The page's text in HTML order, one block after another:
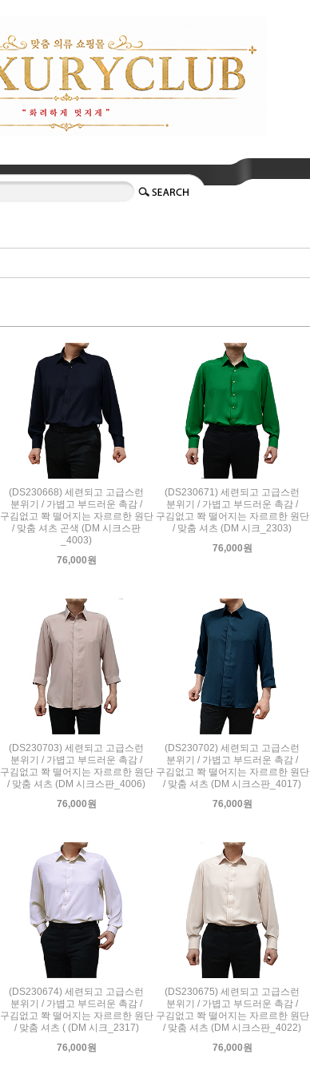
(DS230668) 세련되고 고급스런
분위기 / 가볍고 부드러운 촉감 /
구김없고 쫙 떨어지는 자르르한 원단
/ 맞춤 셔츠 곤색 (DM 시크스판
_4003)
76,000원
(DS230671) 세련되고 고급스런
분위기 / 가볍고 부드러운 촉감 /
구김없고 쫙 떨어지는 자르르한 원단
/ 맞춤 셔츠 (DM 시크_2303)
76,000원
(DS230703) 세련되고 고급스런
분위기 / 가볍고 부드러운 촉감 /
구김없고 쫙 떨어지는 자르르한 원단
/ 맞춤 셔츠 (DM 시크스판_4006)
76,000원
(DS230702) 세련되고 고급스런
분위기 / 가볍고 부드러운 촉감 /
구김없고 쫙 떨어지는 자르르한 원단
/ 맞춤 셔츠 (DM 시크스판_4017)
76,000원
(DS230674) 세련되고 고급스런
분위기 / 가볍고 부드러운 촉감 /
구김없고 쫙 떨어지는 자르르한 원단
/ 맞춤 셔츠 ( (DM 시크_2317)
76,000원
(DS230675) 세련되고 고급스런
분위기 / 가볍고 부드러운 촉감 /
구김없고 쫙 떨어지는 자르르한 원단
/ 맞춤 셔츠 (DM 시크스판_4022)
76,000원